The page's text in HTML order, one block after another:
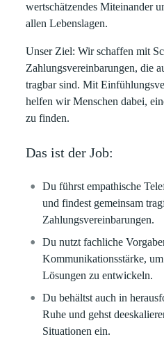
wertschätzendes Miteinander
allen Lebenslagen.
Unser Ziel: Wir schaffen mit
Zahlungsvereinbarungen, die
tragbar sind. Mit
helfen wir Menschen dabei,
zu finden.
Das ist der Job:
Du führst empathische
und findest gemeinsam
Zahlungsvereinbarungen.
Du nutzt fachliche
Kommunikationsstärke,
Lösungen zu entwickeln.
Du behältst auch in
Ruhe und gehst
Situationen ein.